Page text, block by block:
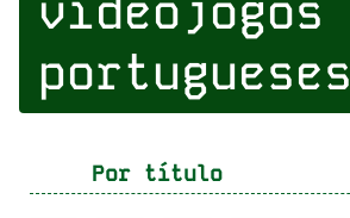
videojogos
portugueses
Por título